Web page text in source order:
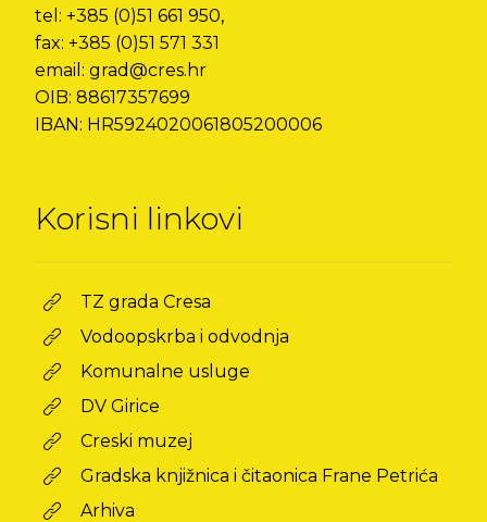
tel: +385 (0)51 661 950,
fax: +385 (0)51 571 331
email: grad@cres.hr
OIB: 88617357699
IBAN: HR5924020061805200006
Korisni linkovi
TZ grada Cresa
Vodoopskrba i odvodnja
Komunalne usluge
DV Girice
Creski muzej
Gradska knjižnica i čitaonica Frane Petrića
Arhiva